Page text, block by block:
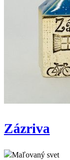
Zázriva